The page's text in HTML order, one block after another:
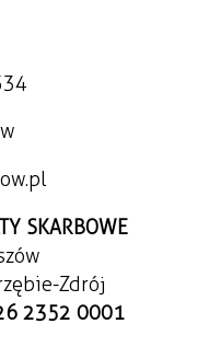
SKARBOWE
Zdrój
2352 0001